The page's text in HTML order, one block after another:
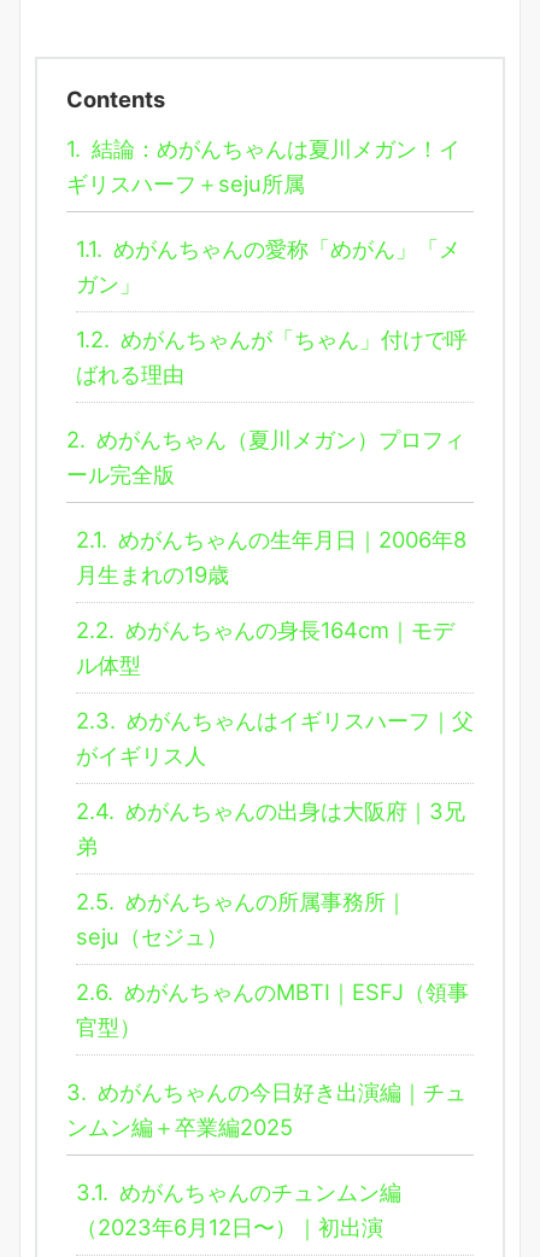
Contents
1. 結論：めがんちゃんは夏川メガン！イ
ギリスハーフ＋seju所属
1.1. めがんちゃんの愛称「めがん」「メ
ガン」
1.2. めがんちゃんが「ちゃん」付けで呼
ばれる理由
2. めがんちゃん（夏川メガン）プロフィ
ール完全版
2.1. めがんちゃんの生年月日｜2006年8
月生まれの19歳
2.2. めがんちゃんの身長164cm｜モデ
ル体型
2.3. めがんちゃんはイギリスハーフ｜父
がイギリス人
2.4. めがんちゃんの出身は大阪府｜3兄
弟
2.5. めがんちゃんの所属事務所｜
seju（セジュ）
2.6. めがんちゃんのMBTI｜ESFJ（領事
官型）
3. めがんちゃんの今日好き出演編｜チュ
ンムン編＋卒業編2025
3.1. めがんちゃんのチュンムン編
（2023年6月12日〜）｜初出演